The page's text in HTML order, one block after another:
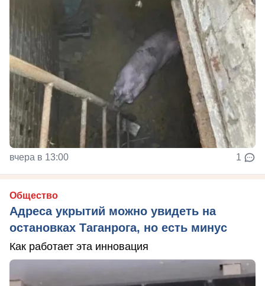
вчера в 13:00 1
Общество
Адреса укрытий можно увидеть на
остановках Таганрога, но есть минус
Как работает эта инновация